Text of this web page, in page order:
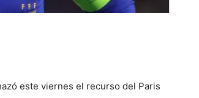
este viernes el recurso del Paris